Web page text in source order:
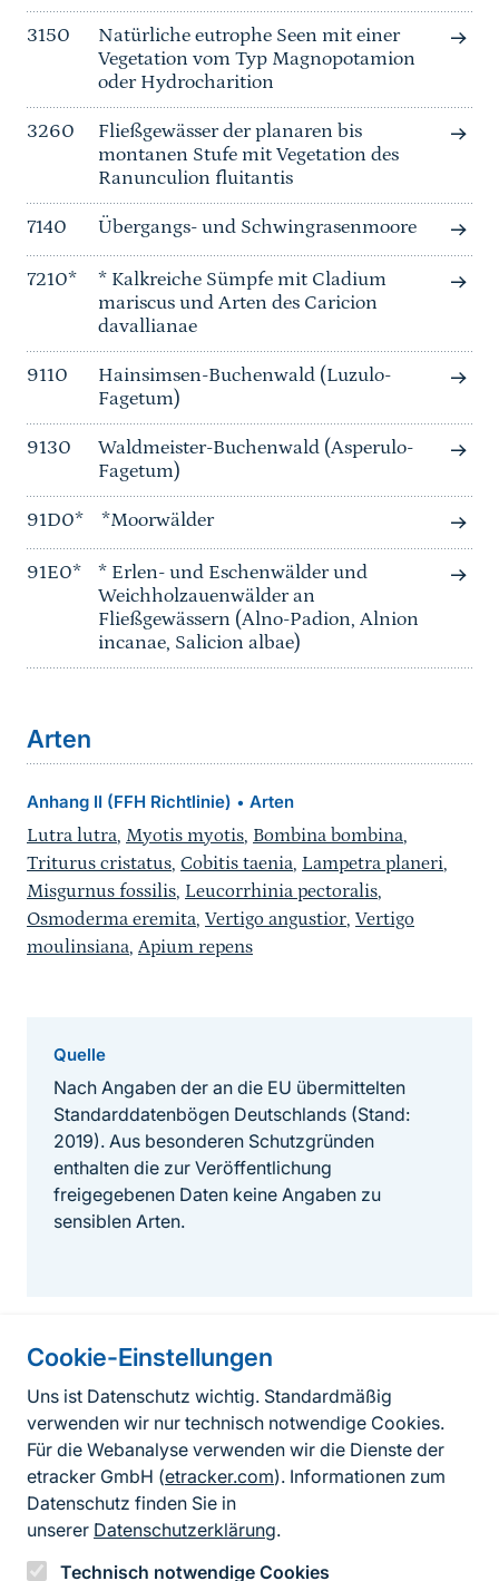
Cookie-Einstellungen
Uns ist Datenschutz wichtig. Standardmäßig
verwenden wir nur technisch notwendige Cookies.
Für die Webanalyse verwenden wir die Dienste der
etracker GmbH (etracker.com). Informationen zum
Datenschutz finden Sie in
unserer Datenschutzerklärung.
Technisch notwendige Cookies
3150
Natürliche eutrophe Seen mit einer
Vegetation vom Typ Magnopotamion
oder Hydrocharition
3260
Fließgewässer der planaren bis
montanen Stufe mit Vegetation des
Ranunculion fluitantis
7140 Übergangs- und Schwingrasenmoore
7210*
* Kalkreiche Sümpfe mit Cladium
mariscus und Arten des Caricion
davallianae
9110
Hainsimsen-Buchenwald (Luzulo-
Fagetum)
9130
Waldmeister-Buchenwald (Asperulo-
Fagetum)
91D0* *Moorwälder
91E0*
* Erlen- und Eschenwälder und
Weichholzauenwälder an
Fließgewässern (Alno-Padion, Alnion
incanae, Salicion albae)
Arten
Anhang II (FFH Richtlinie) • Arten
Lutra lutra, Myotis myotis, Bombina bombina,
Triturus cristatus, Cobitis taenia, Lampetra planeri,
Misgurnus fossilis, Leucorrhinia pectoralis,
Osmoderma eremita, Vertigo angustior, Vertigo
moulinsiana, Apium repens
Quelle
Nach Angaben der an die EU übermittelten
Standarddatenbögen Deutschlands (Stand:
2019). Aus besonderen Schutzgründen
enthalten die zur Veröffentlichung
freigegebenen Daten keine Angaben zu
sensiblen Arten.
Informationen zur Seite
FußzeileKontakt zum BfN
Kontaktformular
Erklärung zur Barrierefreiheit
Impressum